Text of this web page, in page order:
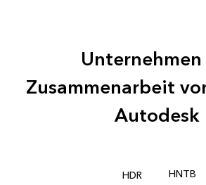
Zusammenarbeit
Autodesk
HDR HNTB